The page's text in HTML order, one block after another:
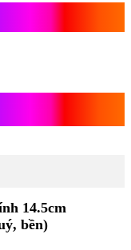
14.5cm
bền)